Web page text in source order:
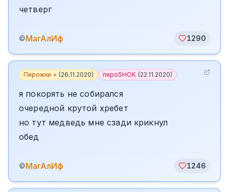
четверг
©МагАлИф 1290
Пирожки + (26.11.2020) пироSHOK (22.11.2020)
я покорять не собирался
очередной крутой хребет
но тут медведь мне сзади крикнул
обед
©МагАлИф 1246